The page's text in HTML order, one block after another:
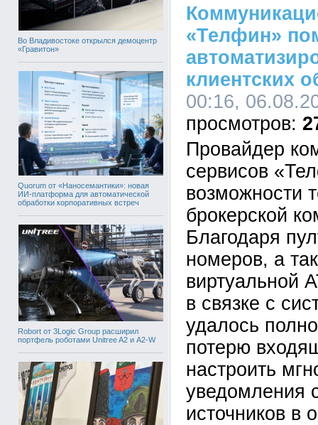
Во Владивостоке открылся демоцентр
«Гравитон»
Quorum от «Наносемантики»: новая
ИИ-платформа для автоматической
обработки корпоративных встреч
Robort от 3Logic Group расширил
портфель роботами Unitree A2 и A2-W
«Телфин»
клиентских
00:16,
Провайдер
сервисов
возможности
брокерской
Благодаря
номеров, а
виртуальной
в связке с
удалось
потерю
настроить
уведомления
источников в